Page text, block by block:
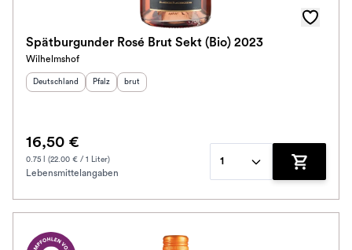
Spätburgunder Rosé Brut Sekt (Bio) 2023
Wilhelmshof
Herkunftsland
Deutschland Herkunftsregion
Pfalz Geschmack
brut
16,50 €
0.75 l (22.00 € / 1 Liter)
Lebensmittelangaben
1
Zum